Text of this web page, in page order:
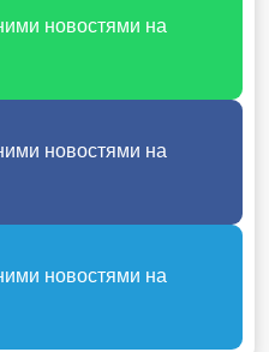
новостями на
новостями на
новостями на